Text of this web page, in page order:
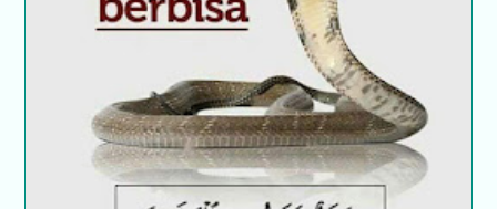
Doa menghindari haiwan berbisa